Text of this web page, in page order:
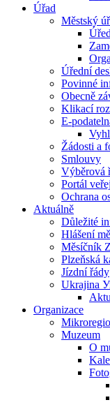
Úřad
Městský
Úřední
Povinné
Obecně
Klikací
E-
Žádosti a
Smlouvy
Výběrová
Portál
Ochrana
Aktuálně
Důležité
Hlášení
Měsíčník
Plzeňská
Jízdní řády
Ukrajina
Organizace
Muzeum
O